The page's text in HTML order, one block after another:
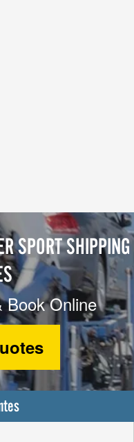
SPORT SHIPPING
Book Online